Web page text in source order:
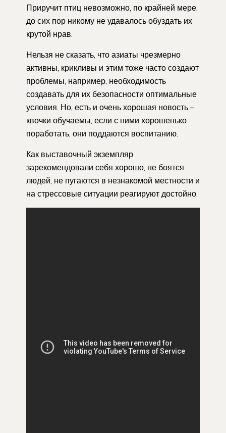
Приручит птиц невозможно, по крайней мере,
до сих пор никому не удавалось обуздать их
крутой нрав.
Нельзя не сказать, что азиаты чрезмерно
активны, крикливы и этим тоже часто создают
проблемы, например, необходимость
создавать для их безопасности оптимальные
условия. Но, есть и очень хорошая новость –
квочки обучаемы, если с ними хорошенько
поработать, они поддаются воспитанию.
Как выставочный экземпляр
зарекомендовали себя хорошо, не боятся
людей, не пугаются в незнакомой местности и
на стрессовые ситуации реагируют достойно.